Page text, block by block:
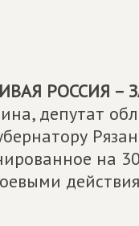
РОССИЯ –
депутат
на